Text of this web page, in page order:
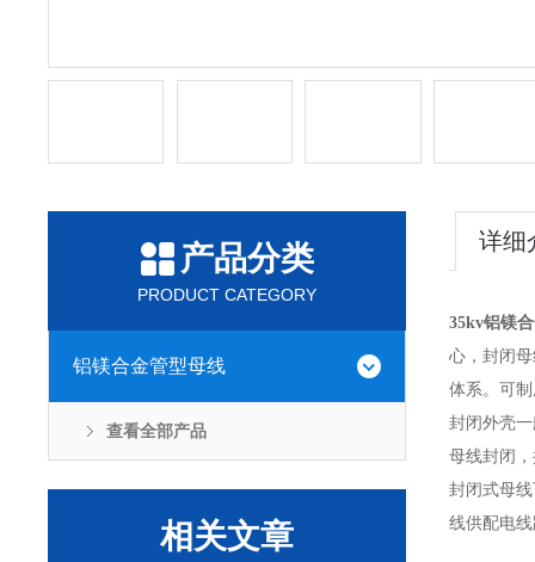
产品分类
PRODUCT CATEGORY
铝镁合金管型母线
查看全部产品
相关文章
详细
35kv铝镁
心，封闭
体系。可
封闭外壳
母线封闭
封闭式母
线供配电